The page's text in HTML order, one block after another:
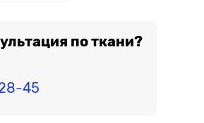
по ткани?
45